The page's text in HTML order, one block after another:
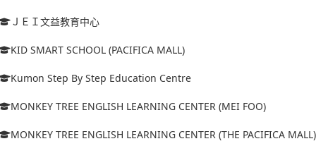
ＪＥＩ文益教育中心
KID SMART SCHOOL (PACIFICA MALL)
Kumon Step By Step Education Centre
MONKEY TREE ENGLISH LEARNING CENTER (MEI FOO)
MONKEY TREE ENGLISH LEARNING CENTER (THE PACIFICA MALL)